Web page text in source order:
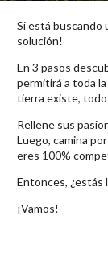
Si está buscando
solución!
En 3 pasos
permitirá a toda
tierra existe,
Rellene sus
Luego, camina
eres 100%
Entonces, ¿estás
¡Vamos!